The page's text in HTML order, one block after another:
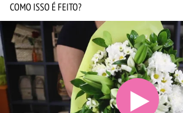
COMO ISSO É FEITO?